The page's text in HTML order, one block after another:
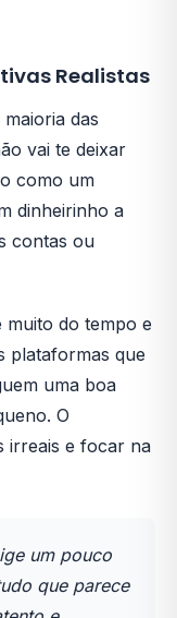
Realistas
das
vai te deixar
como um
dinheirinho a
contas ou
muito do tempo e
plataformas que
uma boa
O
irreais e focar na
um pouco
que parece